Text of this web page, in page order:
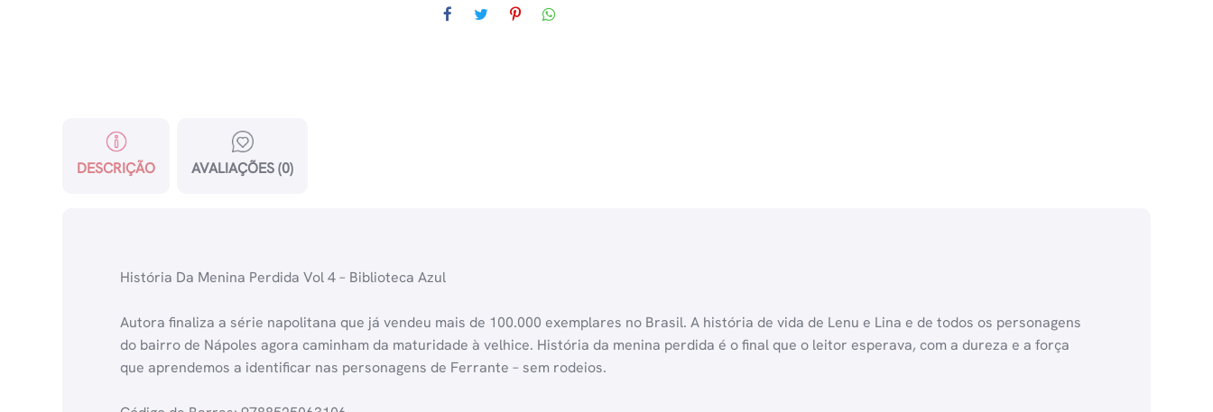
DESCRIÇÃO AVALIAÇÕES (0)
História Da Menina Perdida Vol 4 – Biblioteca Azul
Autora finaliza a série napolitana que já vendeu mais de 100.000 exemplares no Brasil. A história de vida de Lenu e Lina e de todos os personagens
do bairro de Nápoles agora caminham da maturidade à velhice. História da menina perdida é o final que o leitor esperava, com a dureza e a força
que aprendemos a identificar nas personagens de Ferrante – sem rodeios.